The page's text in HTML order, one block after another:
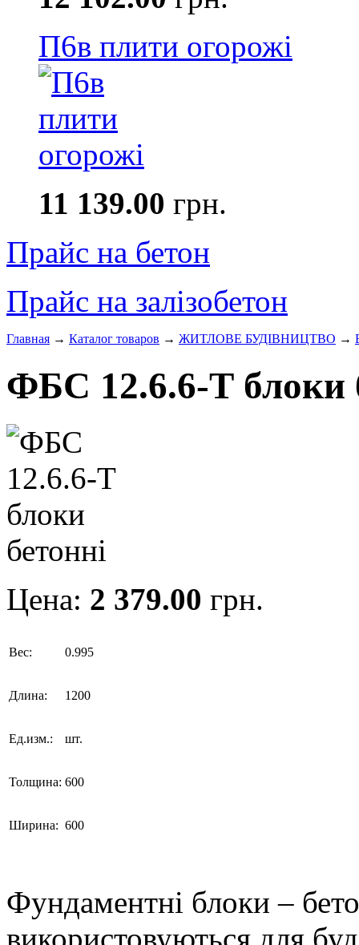
П6в плити огорожі
11 139.00 грн.
Прайс на бетон
Прайс на залізобетон
Главная → Каталог товаров → ЖИТЛОВЕ БУДIВНИЦТВО →
ФБС 12.6.6-Т блоки
Цена: 2 379.00 грн.
Вес: 0.995
Длина: 1200
Ед.изм.: шт.
Толщина: 600
Ширина: 600
Фундаментні блоки –